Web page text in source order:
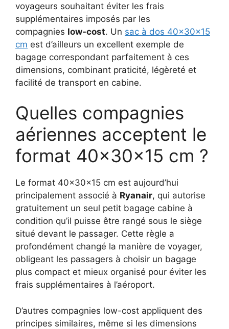
voyageurs souhaitant éviter les frais
supplémentaires imposés par les
compagnies low-cost. Un sac à dos 40x30x15
cm est d’ailleurs un excellent exemple de
bagage correspondant parfaitement à ces
dimensions, combinant praticité, légèreté et
facilité de transport en cabine.
Quelles compagnies
aériennes acceptent le
format 40x30x15 cm ?
Le format 40x30x15 cm est aujourd’hui
principalement associé à Ryanair, qui autorise
gratuitement un seul petit bagage cabine à
condition qu’il puisse être rangé sous le siège
situé devant le passager. Cette règle a
profondément changé la manière de voyager,
obligeant les passagers à choisir un bagage
plus compact et mieux organisé pour éviter les
frais supplémentaires à l’aéroport.
D’autres compagnies low-cost appliquent des
principes similaires, même si les dimensions